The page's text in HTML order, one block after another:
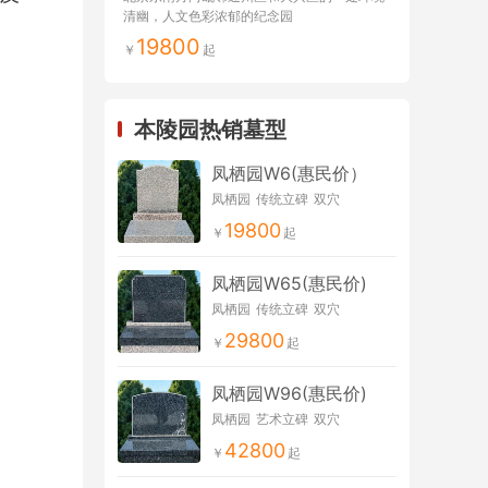
清幽，人文色彩浓郁的纪念园
19800
本陵园热销墓型
凤栖园W6(惠民价）
凤栖园 传统立碑 双穴
19800
凤栖园W65(惠民价)
凤栖园 传统立碑 双穴
29800
凤栖园W96(惠民价)
凤栖园 艺术立碑 双穴
42800